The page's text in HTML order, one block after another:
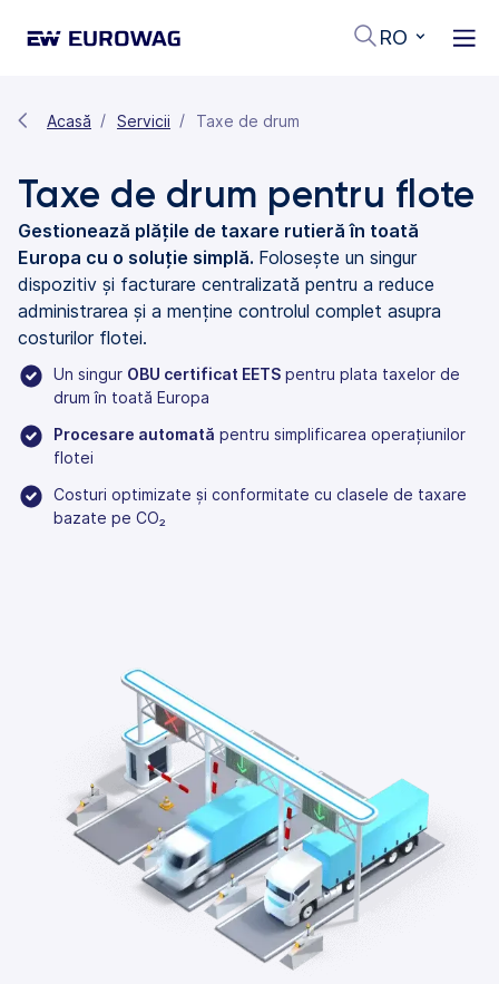
RO
Acasă Servicii Taxe de drum
Taxe de drum pentru flote
Gestionează plățile de taxare rutieră în toată
Europa cu o soluție simplă. Folosește un singur
dispozitiv și facturare centralizată pentru a reduce
administrarea și a menține controlul complet asupra
costurilor flotei.
Un singur OBU certificat EETS pentru plata taxelor de
drum în toată Europa
Procesare automată pentru simplificarea operațiunilor
flotei
Costuri optimizate și conformitate cu clasele de taxare
bazate pe CO₂